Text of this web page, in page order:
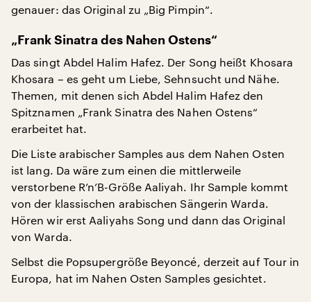
genauer: das Original zu „Big Pimpin“.
„Frank Sinatra des Nahen Ostens“
Das singt Abdel Halim Hafez. Der Song heißt Khosara
Khosara – es geht um Liebe, Sehnsucht und Nähe.
Themen, mit denen sich Abdel Halim Hafez den
Spitznamen „Frank Sinatra des Nahen Ostens“
erarbeitet hat.
Die Liste arabischer Samples aus dem Nahen Osten
ist lang. Da wäre zum einen die mittlerweile
verstorbene R’n’B-Größe Aaliyah. Ihr Sample kommt
von der klassischen arabischen Sängerin Warda.
Hören wir erst Aaliyahs Song und dann das Original
von Warda.
Selbst die Popsupergröße Beyoncé, derzeit auf Tour in
Europa, hat im Nahen Osten Samples gesichtet.